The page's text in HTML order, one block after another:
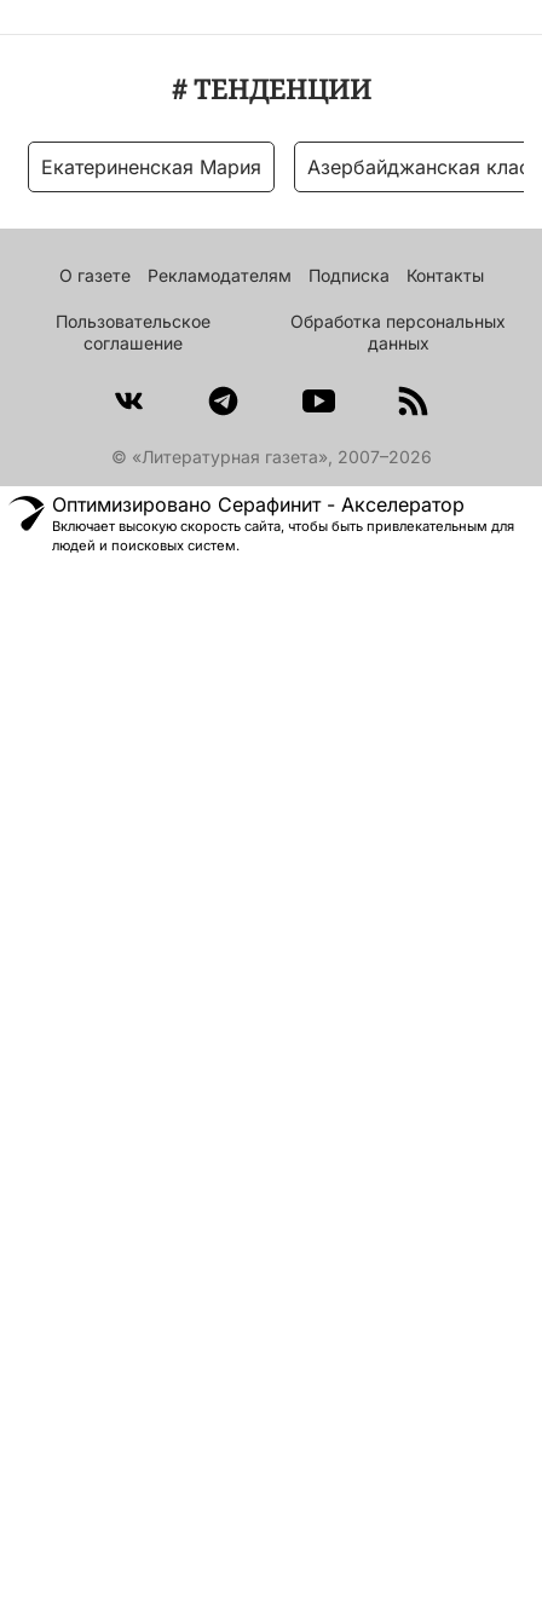
# ТЕНДЕНЦИИ
Екатериненская Мария Азербайджанская
О газете Рекламодателям Подписка Контакты
Пользовательское
соглашение
Обработка персональных
данных
© «Литературная газета», 2007–2026
Оптимизировано Серафинит - Акселератор
Включает высокую скорость сайта, чтобы быть привлекательным для
людей и поисковых систем.